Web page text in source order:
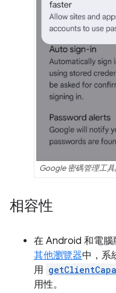
Google 密碼管理工
相容性
在 Android 和電腦
其他瀏覽器中，系
用
用性。